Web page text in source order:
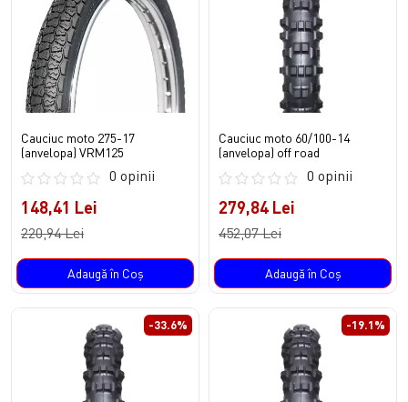
Cauciuc moto 275-17
(anvelopa) VRM125
0 opinii
148,41 Lei
220,94 Lei
Adaugă în Coş
Cauciuc moto 60/100-14
(anvelopa) off road
0 opinii
279,84 Lei
452,07 Lei
Adaugă în Coş
-33.6% -19.1%